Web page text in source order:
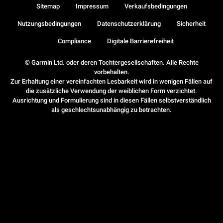
© Garmin Ltd. oder deren Tochtergesellschaften. Alle Rechte
vorbehalten.
Zur Erhaltung einer vereinfachten Lesbarkeit wird in wenigen Fällen auf
die zusätzliche Verwendung der weiblichen Form verzichtet.
Ausrichtung und Formulierung sind in diesen Fällen selbstverständlich
als geschlechtsunabhängig zu betrachten.
Sitemap Impressum Verkaufsbedingungen
Nutzungsbedingungen Datenschutzerklärung Sicherheit
Compliance Digitale Barrierefreiheit